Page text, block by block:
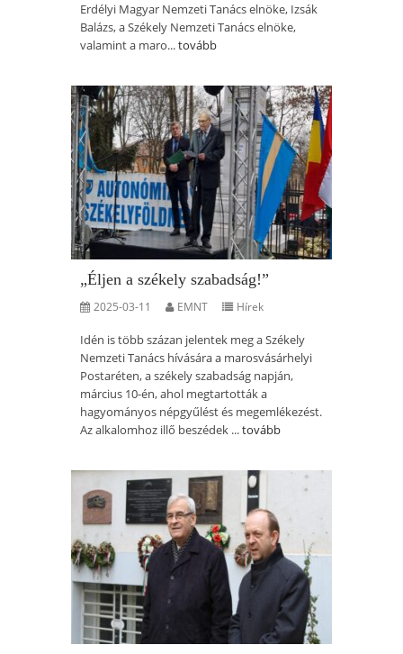
Erdélyi Magyar Nemzeti Tanács elnöke, Izsák
Balázs, a Székely Nemzeti Tanács elnöke,
valamint a maro...tovább
„Éljen a székely szabadság!”
2025-03-11 EMNT Hírek
Idén is több százan jelentek meg a Székely
Nemzeti Tanács hívására a marosvásárhelyi
Postaréten, a székely szabadság napján,
március 10-én, ahol megtartották a
hagyományos népgyűlést és megemlékezést.
Az alkalomhoz illő beszédek ...tovább